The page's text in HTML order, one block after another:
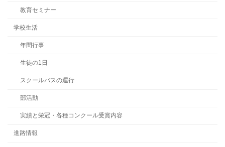
教育セミナー
学校生活
年間行事
生徒の1日
スクールバスの運行
部活動
実績と栄冠・各種コンクール受賞内容
進路情報